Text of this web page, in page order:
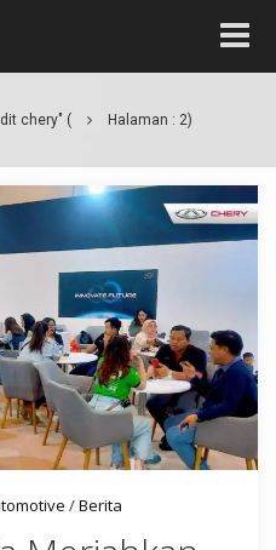
chery" ( Halaman : 2)
/Berita